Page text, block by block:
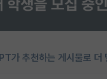
가 추천하는 게시물로 더